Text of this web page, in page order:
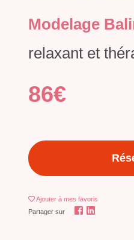
Modelage
relaxant et
86€
Ajouter à mes favoris
Partager sur